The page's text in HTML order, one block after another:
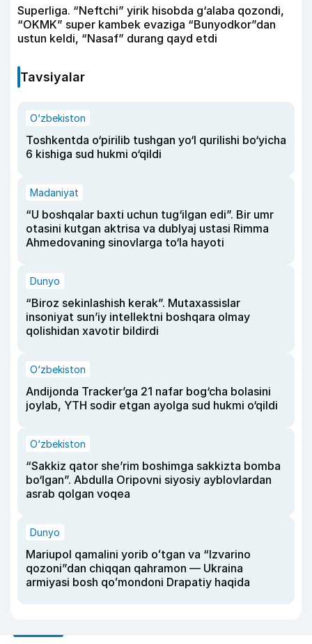
Superliga. “Neftchi” yirik hisobda g‘alaba qozondi,
“OKMK” super kambek evaziga “Bunyodkor”dan
ustun keldi, “Nasaf” durang qayd etdi
Tavsiyalar
O‘zbekiston
Toshkentda o‘pirilib tushgan yo‘l qurilishi bo‘yicha
6 kishiga sud hukmi o‘qildi
Madaniyat
“U boshqalar baxti uchun tug‘ilgan edi”. Bir umr
otasini kutgan aktrisa va dublyaj ustasi Rimma
Ahmedovaning sinovlarga to‘la hayoti
Dunyo
“Biroz sekinlashish kerak”. Mutaxassislar
insoniyat sun’iy intellektni boshqara olmay
qolishidan xavotir bildirdi
O‘zbekiston
Andijonda Tracker’ga 21 nafar bog‘cha bolasini
joylab, YTH sodir etgan ayolga sud hukmi o‘qildi
O‘zbekiston
“Sakkiz qator she’rim boshimga sakkizta bomba
bo‘lgan”. Abdulla Oripovni siyosiy ayblovlardan
asrab qolgan voqea
Dunyo
Mariupol qamalini yorib oʻtgan va “Izvarino
qozoni”dan chiqqan qahramon — Ukraina
armiyasi bosh qoʻmondoni Drapatiy haqida